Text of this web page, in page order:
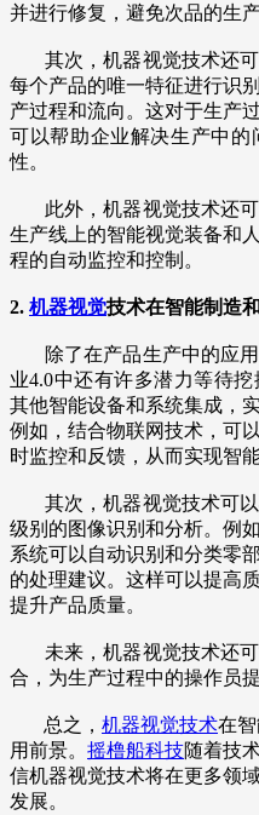
并进行修复，避免次品的生
其次，机器视觉技术还可
每个产品的唯一特征进行识
产过程和流向。这对于生产
可以帮助企业解决生产中的
性。
此外，机器视觉技术还可
生产线上的智能视觉装备和
程的自动监控和控制。
2. 机器视觉技术在智能制造
除了在产品生产中的应用
业4.0中还有许多潜力等待
其他智能设备和系统集成，
例如，结合物联网技术，可
时监控和反馈，从而实现智
其次，机器视觉技术可以
级别的图像识别和分析。例
系统可以自动识别和分类零
的处理建议。这样可以提高
提升产品质量。
未来，机器视觉技术还可
合，为生产过程中的操作员
总之， 机器视觉技术在
用前景。 摇橹船科技随着技
信机器视觉技术将在更多领
发展。